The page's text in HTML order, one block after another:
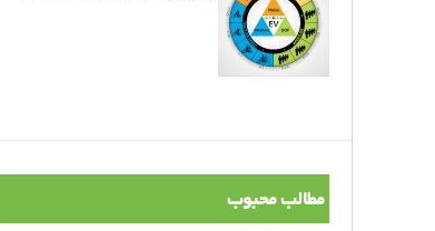
مطالب محبوب